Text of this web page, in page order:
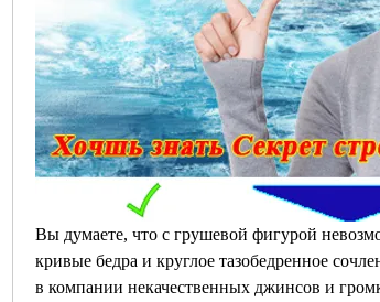
Вы думаете, что с грушевой фигурой
кривые бедра и круглое тазобедренное
в компании некачественных джинсов и